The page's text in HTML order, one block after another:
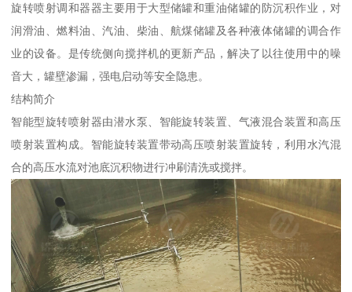
旋转喷射调和器器主要用于大型储罐和重油储罐的防沉积作业，对
润滑油、燃料油、汽油、柴油、航煤储罐及各种液体储罐的调合作
业的设备。是传统侧向搅拌机的更新产品，解决了以往使用中的噪
音大，罐壁渗漏，强电启动等安全隐患。
结构简介
智能型旋转喷射器由潜水泵、智能旋转装置、气液混合装置和高压
喷射装置构成。智能旋转装置带动高压喷射装置旋转，利用水汽混
合的高压水流对池底沉积物进行冲刷清洗或搅拌。